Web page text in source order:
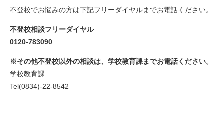
不登校でお悩みの方は下記フリーダイヤルまでお電話ください。
不登校相談フリーダイヤル
0120-783090
※その他不登校以外の相談は、学校教育課までお電話ください。
学校教育課
Tel(0834)-22-8542